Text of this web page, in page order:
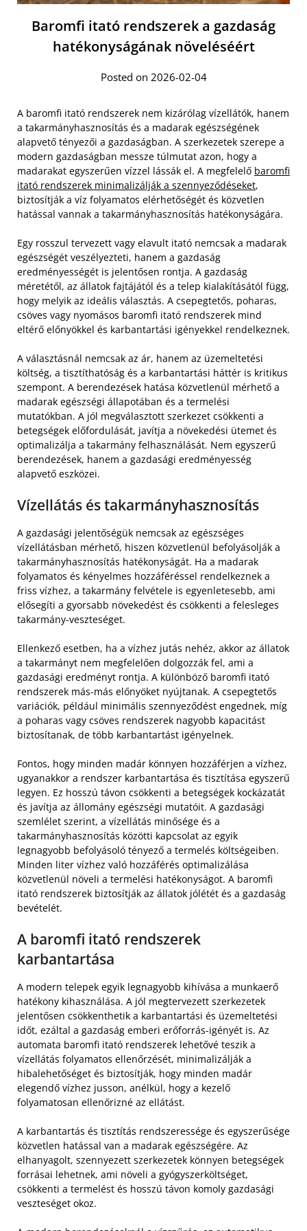
Baromfi itató rendszerek a gazdaság
hatékonyságának növeléséért
Posted on 2026-02-04
A baromfi itató rendszerek nem kizárólag vízellátók, hanem
a takarmányhasznosítás és a madarak egészségének
alapvető tényezői a gazdaságban. A szerkezetek szerepe a
modern gazdaságban messze túlmutat azon, hogy a
madarakat egyszerűen vízzel lássák el. A megfelelő baromfi
itató rendszerek minimalizálják a szennyeződéseket,
biztosítják a víz folyamatos elérhetőségét és közvetlen
hatással vannak a takarmányhasznosítás hatékonyságára.
Egy rosszul tervezett vagy elavult itató nemcsak a madarak
egészségét veszélyezteti, hanem a gazdaság
eredményességét is jelentősen rontja. A gazdaság
méretétől, az állatok fajtájától és a telep kialakításától függ,
hogy melyik az ideális választás. A csepegtetős, poharas,
csöves vagy nyomásos baromfi itató rendszerek mind
eltérő előnyökkel és karbantartási igényekkel rendelkeznek.
A választásnál nemcsak az ár, hanem az üzemeltetési
költség, a tisztíthatóság és a karbantartási háttér is kritikus
szempont. A berendezések hatása közvetlenül mérhető a
madarak egészségi állapotában és a termelési
mutatókban. A jól megválasztott szerkezet csökkenti a
betegségek előfordulását, javítja a növekedési ütemet és
optimalizálja a takarmány felhasználását. Nem egyszerű
berendezések, hanem a gazdasági eredményesség
alapvető eszközei.
Vízellátás és takarmányhasznosítás
A gazdasági jelentőségük nemcsak az egészséges
vízellátásban mérhető, hiszen közvetlenül befolyásolják a
takarmányhasznosítás hatékonyságát. Ha a madarak
folyamatos és kényelmes hozzáféréssel rendelkeznek a
friss vízhez, a takarmány felvétele is egyenletesebb, ami
elősegíti a gyorsabb növekedést és csökkenti a felesleges
takarmány-veszteséget.
Ellenkező esetben, ha a vízhez jutás nehéz, akkor az állatok
a takarmányt nem megfelelően dolgozzák fel, ami a
gazdasági eredményt rontja. A különböző baromfi itató
rendszerek más-más előnyöket nyújtanak. A csepegtetős
variációk, például minimális szennyeződést engednek, míg
a poharas vagy csöves rendszerek nagyobb kapacitást
biztosítanak, de több karbantartást igényelnek.
Fontos, hogy minden madár könnyen hozzáférjen a vízhez,
ugyanakkor a rendszer karbantartása és tisztítása egyszerű
legyen. Ez hosszú távon csökkenti a betegségek kockázatát
és javítja az állomány egészségi mutatóit. A gazdasági
szemlélet szerint, a vízellátás minősége és a
takarmányhasznosítás közötti kapcsolat az egyik
legnagyobb befolyásoló tényező a termelés költségeiben.
Minden liter vízhez való hozzáférés optimalizálása
közvetlenül növeli a termelési hatékonyságot. A baromfi
itató rendszerek biztosítják az állatok jólétét és a gazdaság
bevételét.
A baromfi itató rendszerek
karbantartása
A modern telepek egyik legnagyobb kihívása a munkaerő
hatékony kihasználása. A jól megtervezett szerkezetek
jelentősen csökkenthetik a karbantartási és üzemeltetési
időt, ezáltal a gazdaság emberi erőforrás-igényét is. Az
automata baromfi itató rendszerek lehetővé teszik a
vízellátás folyamatos ellenőrzését, minimalizálják a
hibalehetőséget és biztosítják, hogy minden madár
elegendő vízhez jusson, anélkül, hogy a kezelő
folyamatosan ellenőrizné az ellátást.
A karbantartás és tisztítás rendszeressége és egyszerűsége
közvetlen hatással van a madarak egészségére. Az
elhanyagolt, szennyezett szerkezetek könnyen betegségek
forrásai lehetnek, ami növeli a gyógyszerköltséget,
csökkenti a termelést és hosszú távon komoly gazdasági
veszteséget okoz.